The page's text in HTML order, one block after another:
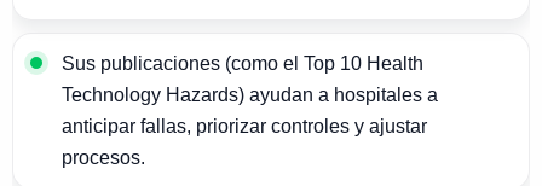
Sus publicaciones (como el Top 10 Health
Technology Hazards) ayudan a hospitales a
anticipar fallas, priorizar controles y ajustar
procesos.